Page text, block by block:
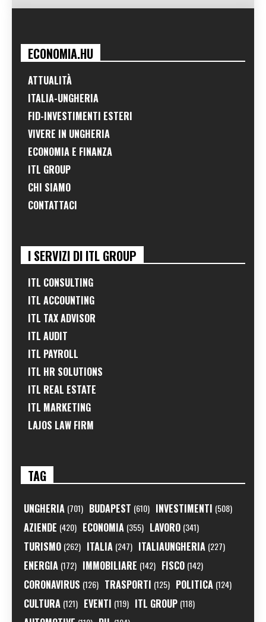
ECONOMIA.HU
ATTUALITÀ
ITALIA-UNGHERIA
FID-INVESTIMENTI ESTERI
VIVERE IN UNGHERIA
ECONOMIA E FINANZA
ITL GROUP
CHI SIAMO
CONTATTACI
I SERVIZI DI ITL GROUP
ITL CONSULTING
ITL ACCOUNTING
ITL TAX ADVISOR
ITL AUDIT
ITL PAYROLL
ITL HR SOLUTIONS
ITL REAL ESTATE
ITL MARKETING
LAJOS LAW FIRM
TAG
UNGHERIA (701) BUDAPEST (610) INVESTIMENTI (508)
AZIENDE (420) ECONOMIA (355) LAVORO (341)
TURISMO (262) ITALIA (247) ITALIAUNGHERIA (227)
ENERGIA (172) IMMOBILIARE (142) FISCO (142)
CORONAVIRUS (126) TRASPORTI (125) POLITICA (124)
CULTURA (121) EVENTI (119) ITL GROUP (118)